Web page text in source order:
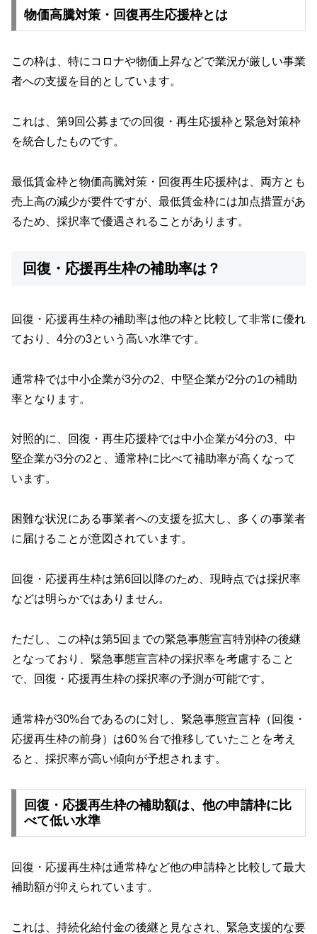
物価高騰対策・回復再生応援枠とは
この枠は、特にコロナや物価上昇などで業況が厳しい事業
者への支援を目的としています。
これは、第9回公募までの回復・再生応援枠と緊急対策枠
を統合したものです。
最低賃金枠と物価高騰対策・回復再生応援枠は、両方とも
売上高の減少が要件ですが、最低賃金枠には加点措置があ
るため、採択率で優遇されることがあります。
回復・応援再生枠の補助率は？
回復・応援再生枠の補助率は他の枠と比較して非常に優れ
ており、4分の3という高い水準です。
通常枠では中小企業が3分の2、中堅企業が2分の1の補助
率となります。
対照的に、回復・再生応援枠では中小企業が4分の3、中
堅企業が3分の2と、通常枠に比べて補助率が高くなって
います。
困難な状況にある事業者への支援を拡大し、多くの事業者
に届けることが意図されています。
回復・応援再生枠は第6回以降のため、現時点では採択率
などは明らかではありません。
ただし、この枠は第5回までの緊急事態宣言特別枠の後継
となっており、緊急事態宣言枠の採択率を考慮すること
で、回復・応援再生枠の採択率の予測が可能です。
通常枠が30%台であるのに対し、緊急事態宣言枠（回復・
応援再生枠の前身）は60％台で推移していたことを考え
ると、採択率が高い傾向が予想されます。
回復・応援再生枠の補助額は、他の申請枠に比
べて低い水準
回復・応援再生枠は通常枠など他の申請枠と比較して最大
補助額が抑えられています。
これは、持続化給付金の後継と見なされ、緊急支援的な要